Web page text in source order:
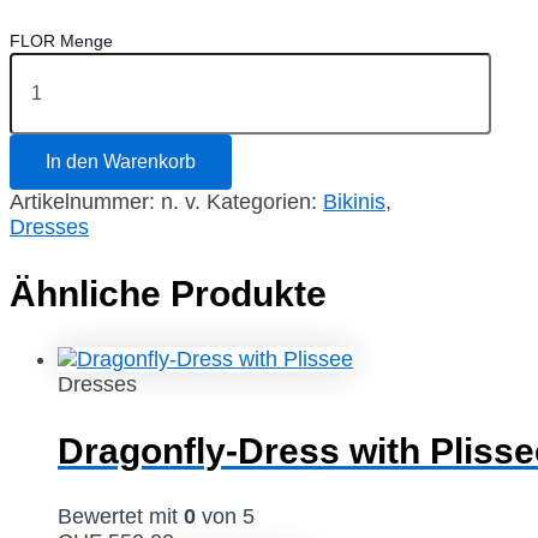
FLOR Menge
In den Warenkorb
Artikelnummer: n. v. Kategorien: Bikinis,
Dresses
Ähnliche Produkte
Dresses
Dragonfly-Dress with
Bewertet mit 0 von 5